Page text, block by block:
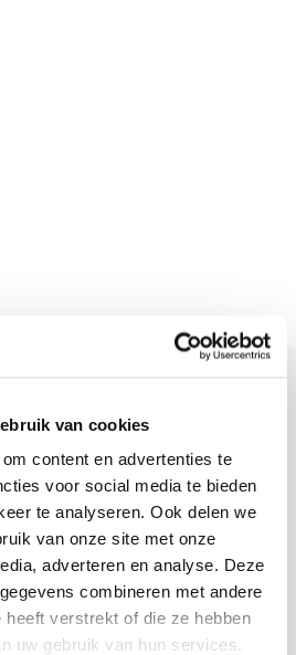
van cookies
content en advertenties te
voor social media te bieden
te analyseren. Ook delen we
van onze site met onze
adverteren en analyse. Deze
combineren met andere
heeft verstrekt of die ze hebben
uw gebruik van hun services.
proeverijen en